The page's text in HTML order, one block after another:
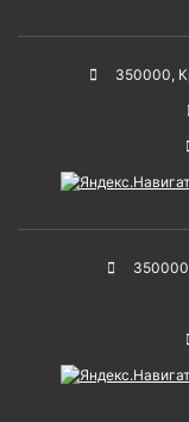
350000,
350000